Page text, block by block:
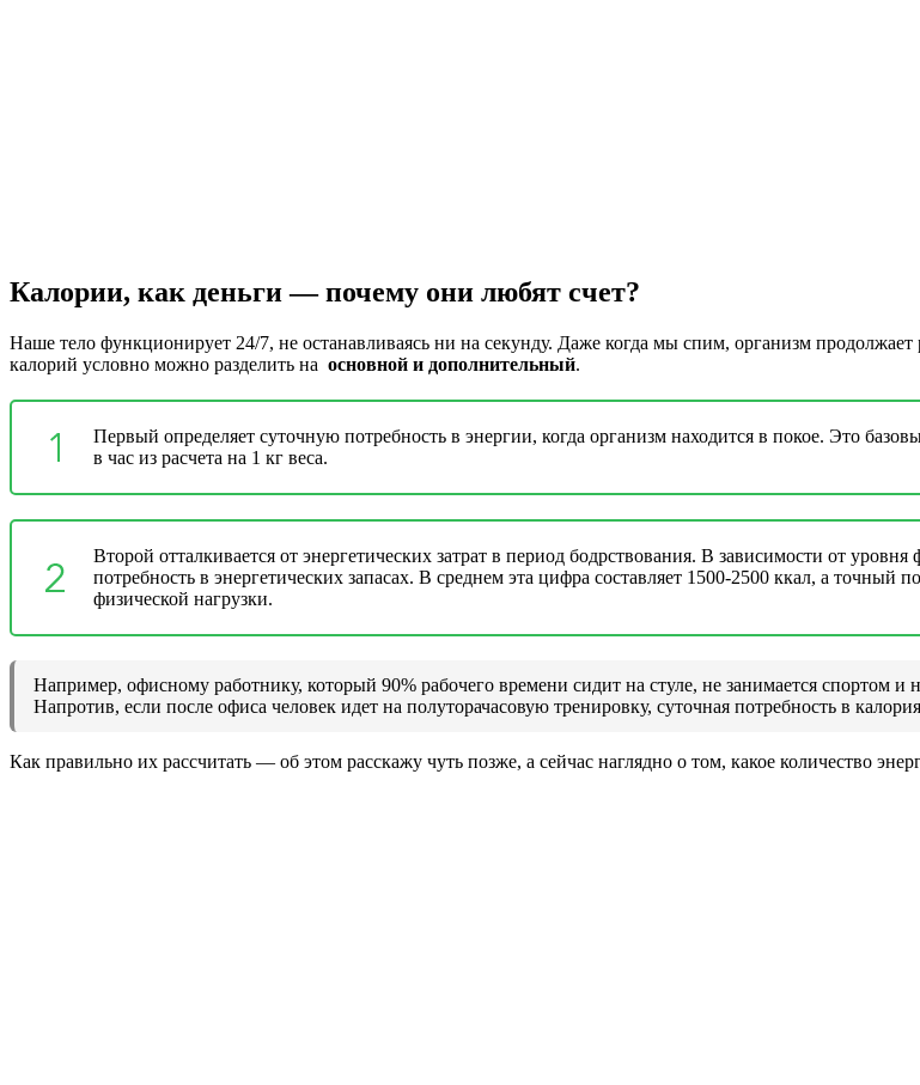
Калории, как деньги — почему они любят счет?
Наше тело функционирует 24/7, не останавливаясь ни на секунду. Даже когда мы спим, организм
калорий условно можно разделить на основной и дополнительный.
Первый определяет суточную потребность в энергии, когда организм находится в покое. Это
в час из расчета на 1 кг веса.
Второй отталкивается от энергетических затрат в период бодрствования. В зависимости от
потребность в энергетических запасах. В среднем эта цифра составляет 1500-2500 ккал, а точный
физической нагрузки.
Например, офисному работнику, который 90% рабочего времени сидит на стуле, не занимается спортом и
Напротив, если после офиса человек идет на полуторачасовую тренировку, суточная потребность в
Как правильно их рассчитать — об этом расскажу чуть позже, а сейчас наглядно о том, какое количество